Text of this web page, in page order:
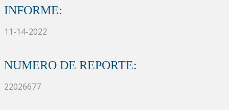
INFORME:
11-14-2022
NUMERO DE REPORTE:
22026677